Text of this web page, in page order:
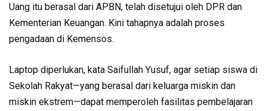
Uang itu berasal dari APBN, telah disetujui oleh DPR dan
Kementerian Keuangan. Kini tahapnya adalah proses
pengadaan di Kemensos.
Laptop diperlukan, kata Saifullah Yusuf, agar setiap siswa di
Sekolah Rakyat—yang berasal dari keluarga miskin dan
miskin ekstrem—dapat memperoleh fasilitas pembelajaran